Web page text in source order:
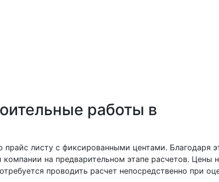
работы в
прайс листу с фиксированными центами. Благодаря
на предварительном этапе расчетов. Цены
проводить расчет непосредственно при